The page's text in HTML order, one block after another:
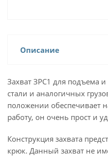
Описание
Захват ЗРС1 для подъема
стали и аналогичных
положении обеспечивает
работу, он очень прост и
Конструкция захвата
крюк. Данный захват не